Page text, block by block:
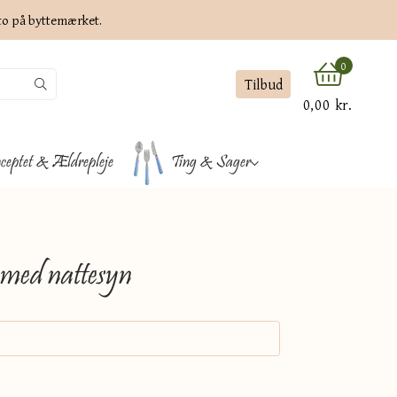
på byttemærket.
Tilbud
0
0,00 kr.
& Ældrepleje Ting & Sager
nattesyn